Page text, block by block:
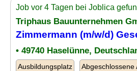
Job vor 4 Tagen bei Joblica
Triphaus Bauunternehmen
Zimmermann (m/w/d)
• 49740 Haselünne,
Ausbildungsplatz Abgeschlossene